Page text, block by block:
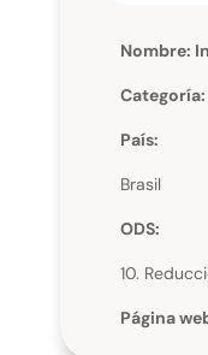
Nombre:
Categoría:
País:
Brasil
ODS:
10.
Página